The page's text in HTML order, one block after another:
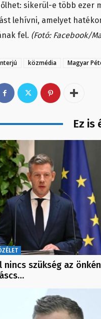
sikerül-e több ezer
lehívni, amelyet
fel. (Fotó: Facebook/
közmédia Magyar
Ez is
nincs szükség az